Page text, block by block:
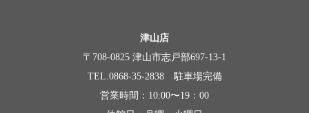
津山店
〒708-0825 津山市志戸部697-13-1
TEL.0868-35-2838 駐車場完備
営業時間：10:00〜19：00